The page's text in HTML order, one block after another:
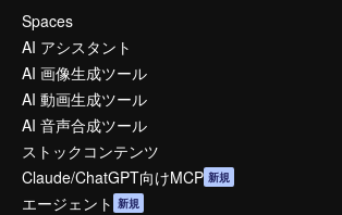
Spaces
AI アシスタント
AI 画像生成ツール
AI 動画生成ツール
AI 音声合成ツール
ストックコンテンツ
Claude/ChatGPT向けMCP 新規
エージェント 新規